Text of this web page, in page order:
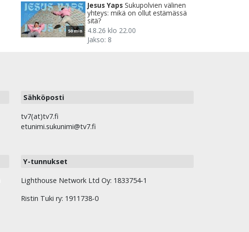
50 min
Jesus Yaps Sukupolvien välinen
yhteys: mikä on ollut estämässä
sitä?
4.8.26 klo 22.00
Jakso: 8
Sähköposti
tv7(at)tv7.fi
etunimi.sukunimi@tv7.fi
Y-tunnukset
Lighthouse Network Ltd Oy: 1833754-1
Ristin Tuki ry: 1911738-0